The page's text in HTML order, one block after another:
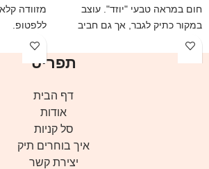
חום במראה טבעי "יוזד". עוצב
במקור כתיק לגבר, אך גם חביב
מאוד על נשים חובבות
מזוודה
ללפטופ.
תפריט
דף הבית
אודות
סל קניות
איך בוחרים תיק
יצירת קשר